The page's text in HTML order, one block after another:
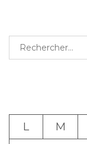
Rechercher :
L
M